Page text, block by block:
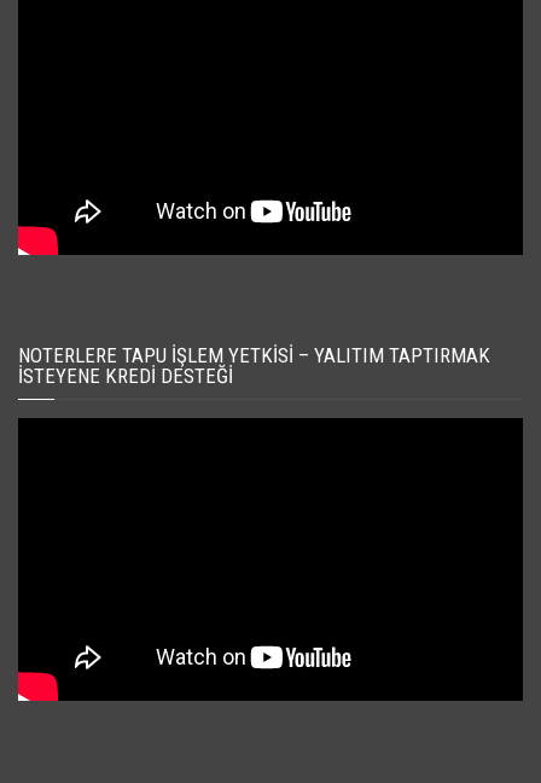
NOTERLERE TAPU İŞLEM YETKISI – YALITIM TAPTIRMAK
İSTEYENE KREDI DESTEĞI